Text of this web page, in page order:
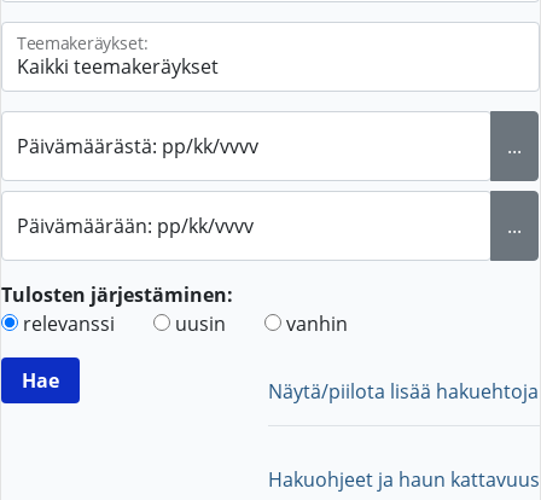
Teemakeräykset:
Päivämäärästä: pp/kk/vvvv ...
Päivämäärään: pp/kk/vvvv ...
Tulosten järjestäminen:
relevanssi
uusin vanhin
Näytä/piilota lisää hakuehtoja
Hakuohjeet ja haun kattavuus